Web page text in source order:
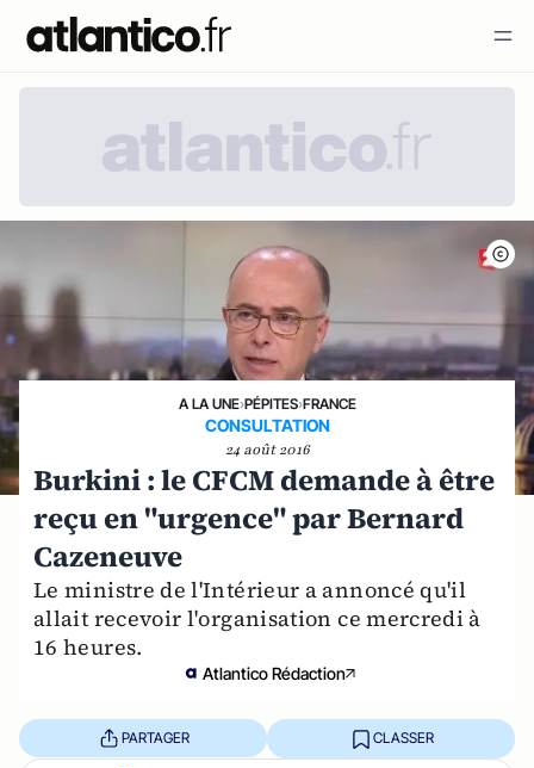
A LA UNE›PÉPITES›FRANCE
CONSULTATION
24 août 2016
Burkini : le CFCM demande à être
reçu en "urgence" par Bernard
Cazeneuve
Le ministre de l'Intérieur a annoncé qu'il
allait recevoir l'organisation ce mercredi à
16 heures.
Atlantico Rédaction
PARTAGER CLASSER